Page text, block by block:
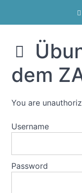
dem
You are
Username
Password